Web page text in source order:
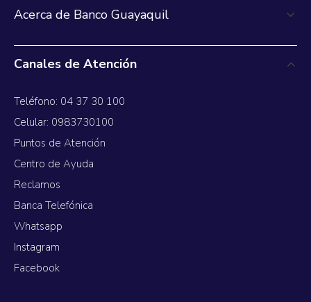
Acerca de Banco Guayaquil
Canales de Atención
Teléfono: 04 37 30 100
Celular: 0983730100
Puntos de Atención
Centro de Ayuda
Reclamos
Banca Telefónica
Whatsapp
Instagram
Facebook